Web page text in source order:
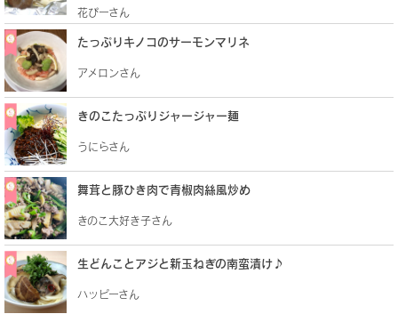
花ぴーさん
たっぷりキノコのサーモンマリネ
アメロンさん
きのこたっぷりジャージャー麺
うにらさん
舞茸と豚ひき肉で青椒肉絲風炒め
きのこ大好き子さん
生どんことアジと新玉ねぎの南蛮漬け♪
ハッピーさん